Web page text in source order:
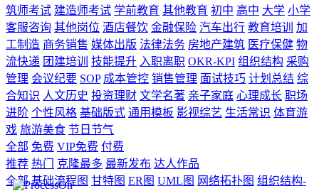
筑师考试 建造师考试 学前教育 其他教育 初中 高中 大学 小学
客服咨询 其他岗位 酒店餐饮 金融保险 汽车出行 教育培训
加
工制造 商务销售 媒体出版 法律法务 房地产建筑 医疗保健 物
流快递 团建培训 技能提升 入职离职 OKR-KPI 组织结构 采购
管理 会议纪要 SOP 成本管控 销售管理 面试技巧 计划总结 综
合知识 人文历史 投资理财 文学名著 亲子家庭 心理成长 职场
进阶 个性风格 基础版式 通用模板 影视综艺 生活常识 体育游
戏 旅游美食 节日节气
全部 免费 VIP免费 付费
推荐 热门 克隆最多 最新发布 达人作品
全部 基础流程图 甘特图 ER图 UML图 网络拓扑图 组织结构-